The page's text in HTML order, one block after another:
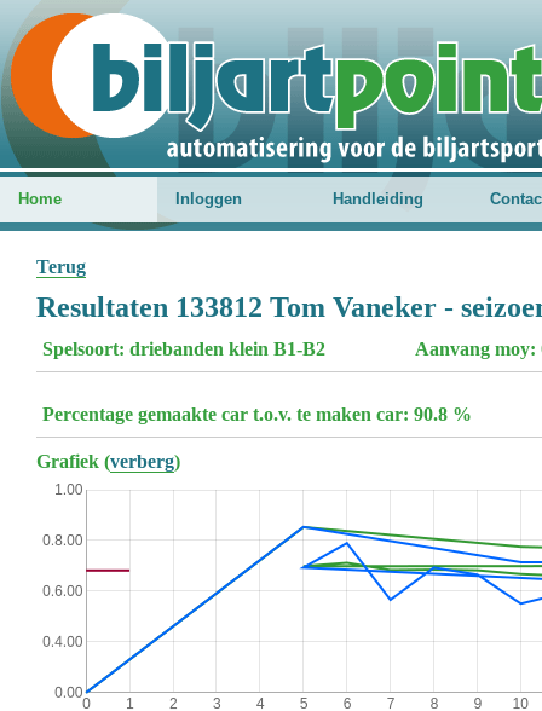
Home Inloggen Handleiding
Terug
Resultaten 133812 Tom Vaneker -
Spelsoort: driebanden klein B1-B2 Aanvang moy:
Percentage gemaakte car t.o.v. te maken car: 90.8 %
Grafiek (verberg)